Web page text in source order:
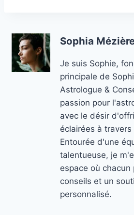
Sophia
Je suis Sophie,
principale de
Astrologue &
passion pour
avec le désir
éclairées à
Entourée d'une
talentueuse, je
espace où
conseils et un
personnalisé.